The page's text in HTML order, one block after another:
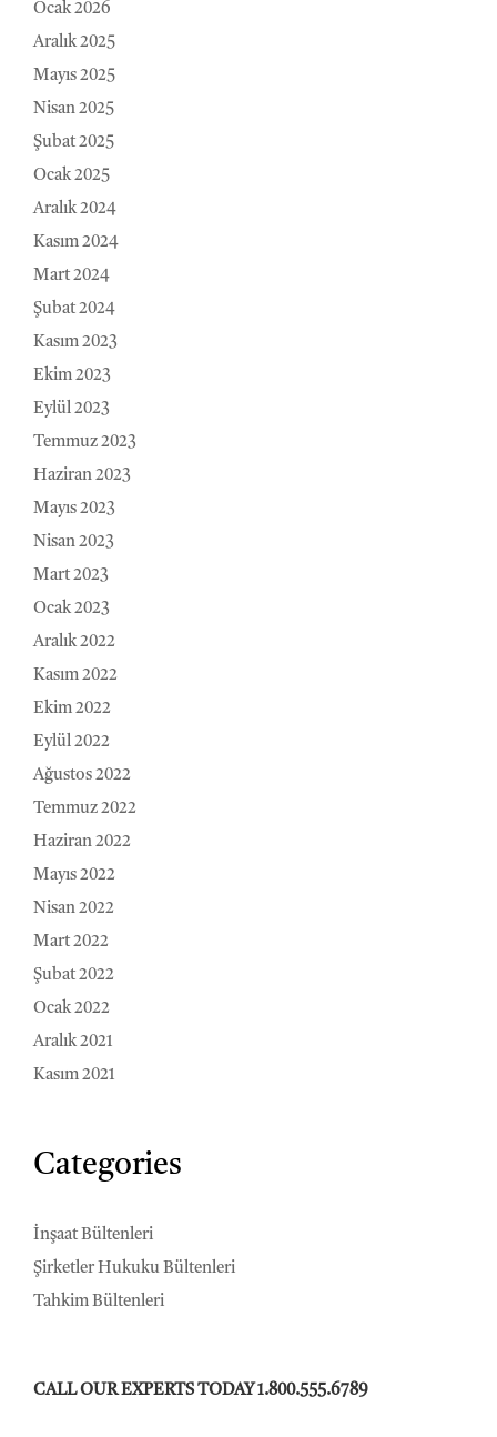
Ocak 2026
Aralık 2025
Mayıs 2025
Nisan 2025
Şubat 2025
Ocak 2025
Aralık 2024
Kasım 2024
Mart 2024
Şubat 2024
Kasım 2023
Ekim 2023
Eylül 2023
Temmuz 2023
Haziran 2023
Mayıs 2023
Nisan 2023
Mart 2023
Ocak 2023
Aralık 2022
Kasım 2022
Ekim 2022
Eylül 2022
Ağustos 2022
Temmuz 2022
Haziran 2022
Mayıs 2022
Nisan 2022
Mart 2022
Şubat 2022
Ocak 2022
Aralık 2021
Kasım 2021
Categories
İnşaat Bültenleri
Şirketler Hukuku Bültenleri
Tahkim Bültenleri
CALL OUR EXPERTS TODAY 1.800.555.6789